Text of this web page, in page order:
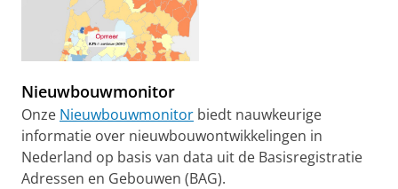
Nieuwbouwmonitor
Onze Nieuwbouwmonitor biedt nauwkeurige
informatie over nieuwbouwontwikkelingen in
Nederland op basis van data uit de Basisregistratie
Adressen en Gebouwen (BAG).